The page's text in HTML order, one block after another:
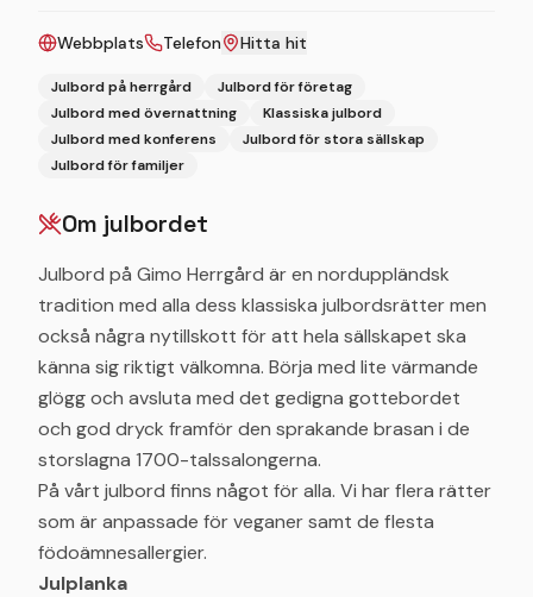
Webbplats Telefon Hitta hit
Julbord på herrgård
Julbord för företag
Julbord med övernattning
Klassiska julbord
Julbord med konferens
Julbord för stora sällskap
Julbord för familjer
Om julbordet
Julbord på Gimo Herrgård är en norduppländsk
tradition med alla dess klassiska julbordsrätter men
också några nytillskott för att hela sällskapet ska
känna sig riktigt välkomna. Börja med lite värmande
glögg och avsluta med det gedigna gottebordet
och god dryck framför den sprakande brasan i de
storslagna 1700-talssalongerna.
På vårt julbord finns något för alla. Vi har flera rätter
som är anpassade för veganer samt de flesta
födoämnesallergier.
Julplanka